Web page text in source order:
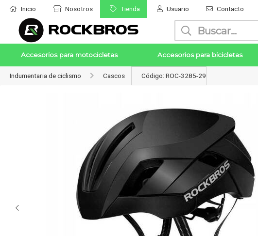
Inicio Nosotros Tienda Usuario Contacto
Accesorios para motocicletas Accesorios para bicicletas
Indumentaria de ciclismo Cascos Código: ROC-3285-29
Enviar a email